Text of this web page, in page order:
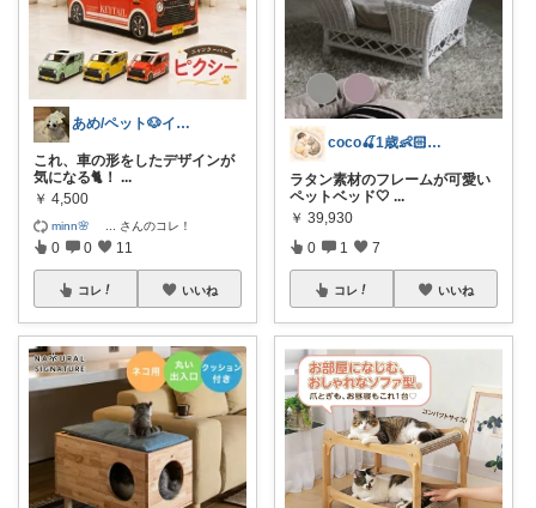
あめ/ペット🐶インテリア🪑
これ、車の形をしたデザインが
気になる🐈！ ...
￥ 4,500
minn🌸 さんのコレ！
0 0 11
コレ いいね
coco🍒1歳👶🏻5歳🐈
ラタン素材のフレームが可愛い
ペットベッド🤍 ...
￥ 39,930
0 1 7
コレ いいね